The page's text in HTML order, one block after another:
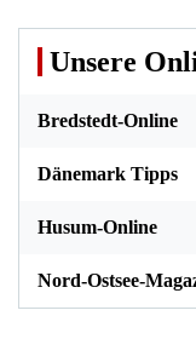
Unsere
Bredstedt-Online
Dänemark Tipps
Husum-Online
Nord-Ostsee-